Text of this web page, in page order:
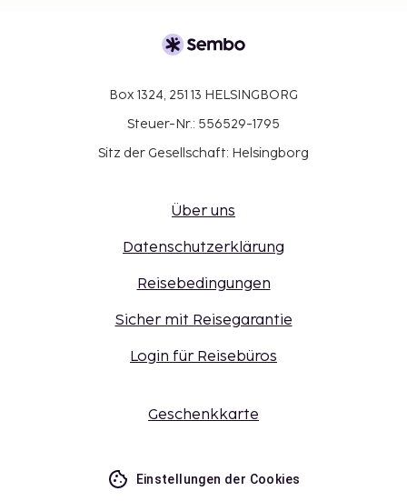
Box 1324, 251 13 HELSINGBORG
Steuer-Nr.: 556529-1795
Sitz der Gesellschaft: Helsingborg
Über uns
Datenschutzerklärung
Reisebedingungen
Sicher mit Reisegarantie
Login für Reisebüros
Geschenkkarte
Einstellungen der Cookies